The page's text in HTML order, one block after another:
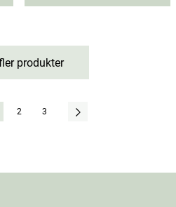
produkter
2 3